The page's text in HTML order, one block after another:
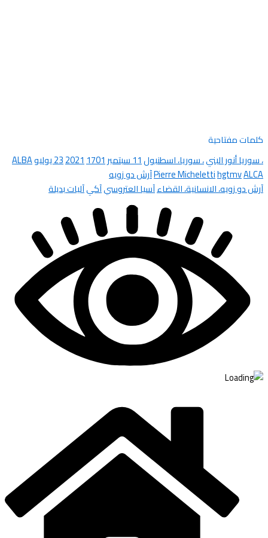
كلمات مفتاحية
، سوريا أنور البني، سوريا، اسطنبول11 سبتمبر 1701
202123 يوليو
ALBA
ALCA
hgtmv
Pierre Michelettiآرش دو زويه
آرش دو زويه، الانسانية، القضاءآسيا العتروسيآكيآليات بديلة